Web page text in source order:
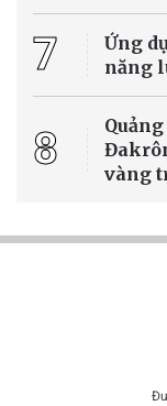
7
Ứng
năng
8
vàng